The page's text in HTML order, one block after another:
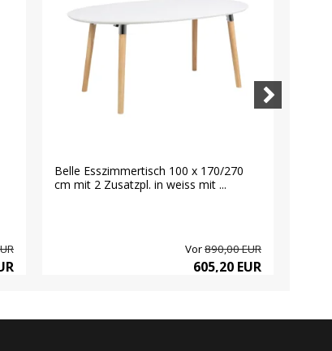
Belle Esszimmertisch 100 x 170/270
cm mit 2 Zusatzpl. in weiss mit ...
Vor890,00 EUR
605,20 EUR